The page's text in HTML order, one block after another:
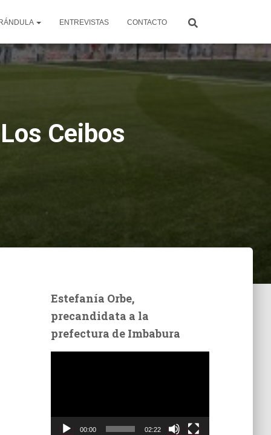
ENTREVISTAS CONTACTO
Ceibos
Estefanía Orbe,
precandidata a la
prefectura de Imbabura
00:00 02:22